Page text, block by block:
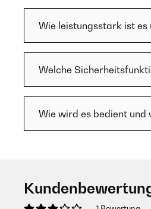
Wie leistungsstark ist
Welche
Wie wird es bedient und